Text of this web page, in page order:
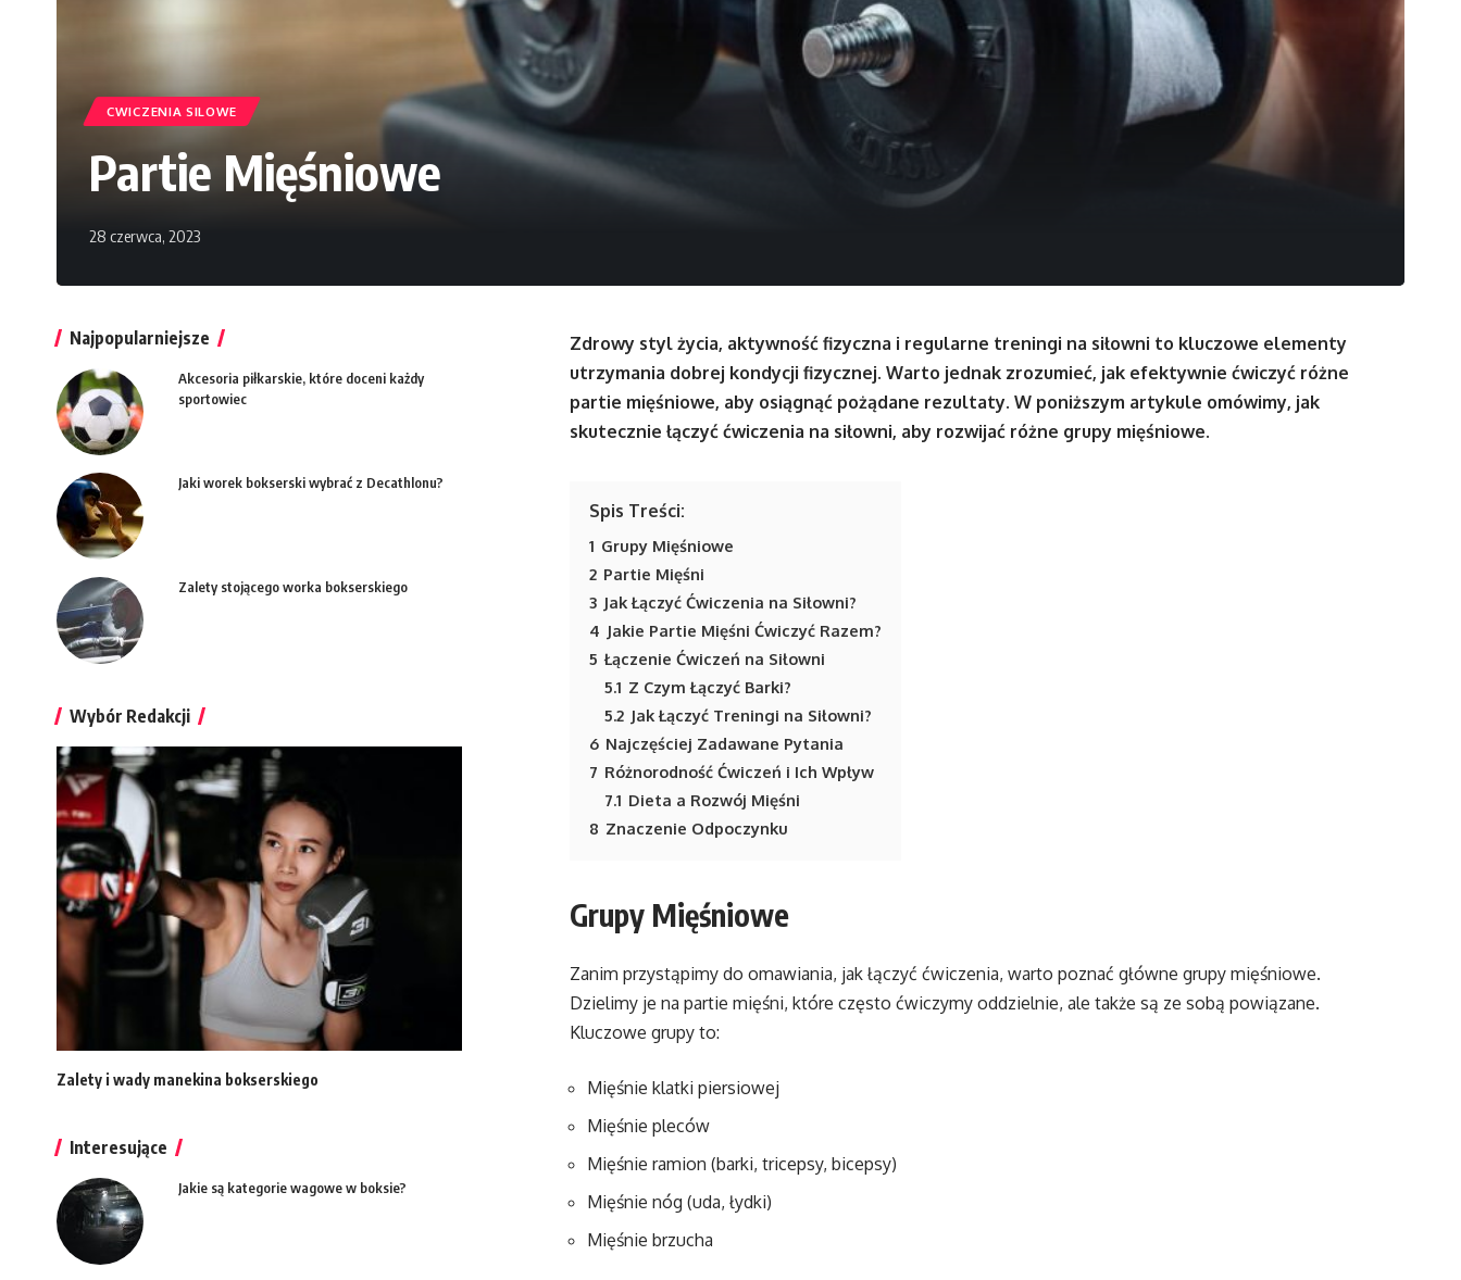
CWICZENIA SILOWE
Partie Mięśniowe
28 czerwca, 2023
Zdrowy styl życia, aktywność fizyczna i regularne treningi na siłowni to kluczowe elementy
utrzymania dobrej kondycji fizycznej. Warto jednak zrozumieć, jak efektywnie ćwiczyć różne
partie mięśniowe, aby osiągnąć pożądane rezultaty. W poniższym artykule omówimy, jak
skutecznie łączyć ćwiczenia na siłowni, aby rozwijać różne grupy mięśniowe.
Spis Treści:
1 Grupy Mięśniowe
2 Partie Mięśni
3 Jak Łączyć Ćwiczenia na Siłowni?
4 Jakie Partie Mięśni Ćwiczyć Razem?
5 Łączenie Ćwiczeń na Siłowni
5.1 Z Czym Łączyć Barki?
5.2 Jak Łączyć Treningi na Siłowni?
6 Najczęściej Zadawane Pytania
7 Różnorodność Ćwiczeń i Ich Wpływ
7.1 Dieta a Rozwój Mięśni
8 Znaczenie Odpoczynku
Grupy Mięśniowe
Zanim przystąpimy do omawiania, jak łączyć ćwiczenia, warto poznać główne grupy mięśniowe.
Dzielimy je na partie mięśni, które często ćwiczymy oddzielnie, ale także są ze sobą powiązane.
Kluczowe grupy to:
Mięśnie klatki piersiowej
Mięśnie pleców
Mięśnie ramion (barki, tricepsy, bicepsy)
Mięśnie nóg (uda, łydki)
Mięśnie brzucha
Najpopularniejsze
Akcesoria piłkarskie, które doceni każdy
sportowiec
Jaki worek bokserski wybrać z Decathlonu?
Zalety stojącego worka bokserskiego
Wybór Redakcji
Zalety i wady manekina bokserskiego
Interesujące
Jakie są kategorie wagowe w boksie?